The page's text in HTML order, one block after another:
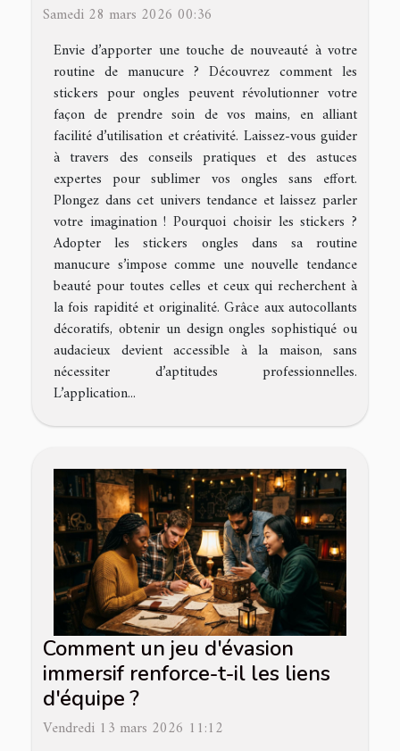
Samedi 28 mars 2026 00:36
Envie d’apporter une touche de nouveauté à votre
routine de manucure ? Découvrez comment les
stickers pour ongles peuvent révolutionner votre
façon de prendre soin de vos mains, en alliant
facilité d’utilisation et créativité. Laissez-vous guider
à travers des conseils pratiques et des astuces
expertes pour sublimer vos ongles sans effort.
Plongez dans cet univers tendance et laissez parler
votre imagination ! Pourquoi choisir les stickers ?
Adopter les stickers ongles dans sa routine
manucure s’impose comme une nouvelle tendance
beauté pour toutes celles et ceux qui recherchent à
la fois rapidité et originalité. Grâce aux autocollants
décoratifs, obtenir un design ongles sophistiqué ou
audacieux devient accessible à la maison, sans
nécessiter d’aptitudes professionnelles.
L’application...
Comment un jeu d'évasion
immersif renforce-t-il les liens
d'équipe ?
Vendredi 13 mars 2026 11:12